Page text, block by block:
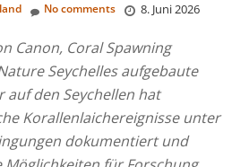
8. Juni 2026
No comments
Canon, Coral Spawning
Seychelles aufgebaute
den Seychellen hat
Korallenlaichereignisse unter
dokumentiert und